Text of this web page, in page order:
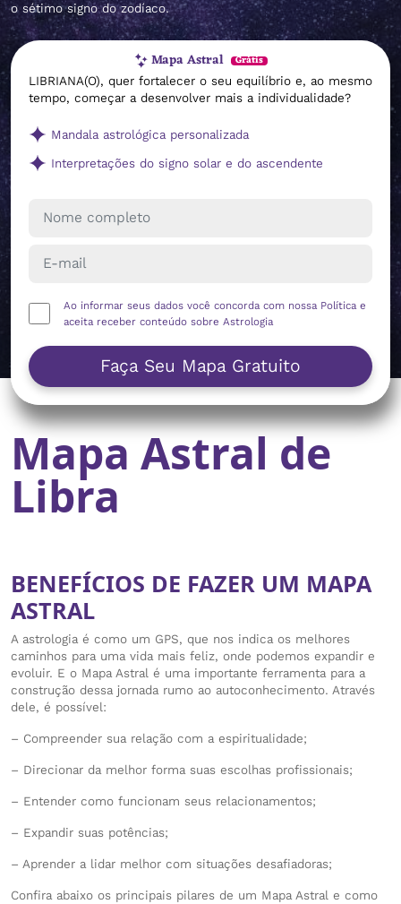
Mapa Astral Grátis
LIBRIANA(O), quer fortalecer o seu equilíbrio e, ao mesmo
tempo, começar a desenvolver mais a individualidade?
Mandala astrológica personalizada
Interpretações do signo solar e do ascendente
Ao informar seus dados você concorda com nossa Políticae
aceita receber conteúdo sobre Astrologia
Faça Seu Mapa Gratuito
o sétimo signo do zodíaco.
Mapa Astral de
Libra
BENEFÍCIOS DE FAZER UM MAPA
ASTRAL
A astrologia é como um GPS, que nos indica os melhores
caminhos para uma vida mais feliz, onde podemos expandir e
evoluir. E o Mapa Astral é uma importante ferramenta para a
construção dessa jornada rumo ao autoconhecimento. Através
dele, é possível:
– Compreender sua relação com a espiritualidade;
– Direcionar da melhor forma suas escolhas profissionais;
– Entender como funcionam seus relacionamentos;
– Expandir suas potências;
– Aprender a lidar melhor com situações desafiadoras;
Confira abaixo os principais pilares de um Mapa Astral e como